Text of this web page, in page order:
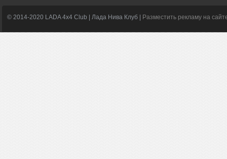
© 2014-2020 LADA 4x4 Club | Лада Нива Клуб | Разместить рекламу на